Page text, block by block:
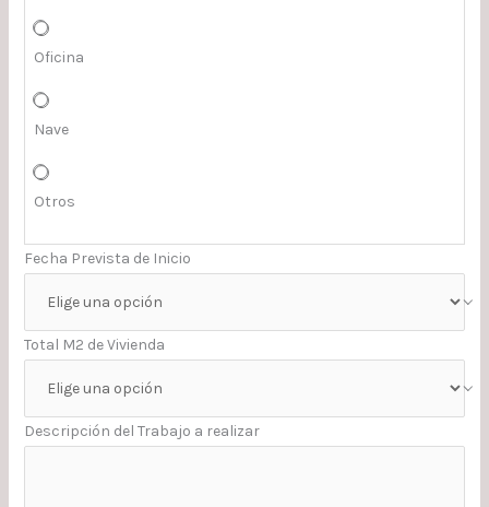
Oficina
Nave
Otros
Fecha Prevista de Inicio
Total M2 de Vivienda
Descripción del Trabajo a realizar